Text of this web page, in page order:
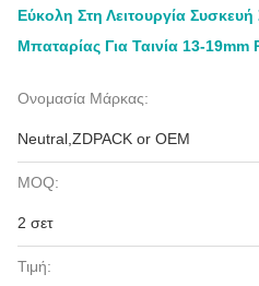
Εύκολη Στη Λειτουργία
Μπαταρίας Για Ταινία 13-19mm
Ονομασία Μάρκας:
Neutral,ZDPACK or OEM
MOQ:
2 σετ
Τιμή: